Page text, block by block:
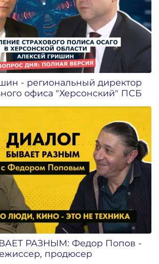
- региональный директор
офиса "Херсонский" ПСБ
РАЗНЫМ: Федор Попов -
продюсер